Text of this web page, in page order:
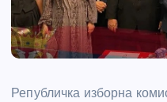
Републичка изборна